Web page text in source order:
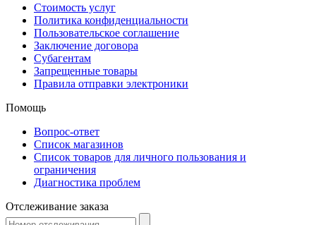
Стоимость услуг
Политика конфиденциальности
Пользовательское соглашение
Заключение договора
Субагентам
Запрещенные товары
Правила отправки электроники
Помощь
Вопрос-ответ
Список магазинов
Список товаров для личного пользования и
ограничения
Диагностика проблем
Отслеживание заказа